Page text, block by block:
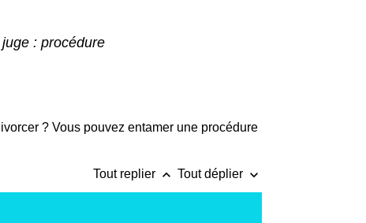
: procédure
? Vous pouvez entamer une procédure
Tout replier keyboard_arrow_up Tout déplier keyboard_arrow_down